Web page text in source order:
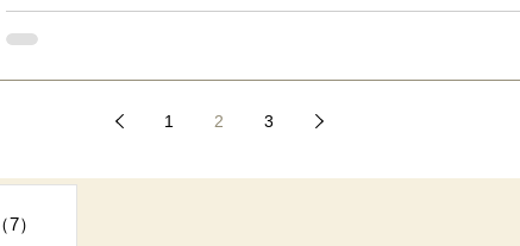
子のソーシャルスキルトレーニング実例 ■ 言葉の出にくい子のセル
けるのが嫌 なほか、 文字がうまく書けない 、作業が手早くできな
には迷惑かけてしまったけど、今思うと、当時長男はストレスフル
他、スクールカウンセラーさんに 「感情をスケール化すると、気持
1 2 3
（7）